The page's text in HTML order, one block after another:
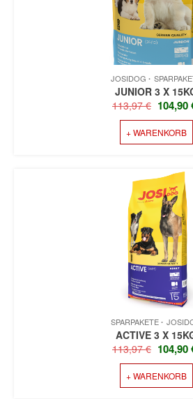
JOSIDOG
JUNIOR 3 X
113,97€
PREIS
WAR:
113,97 €
104,90
+ WARENKORB
SPARPAKETE
ACTIVE 3 X
113,97€
PREIS
WAR:
113,97 €
104,90
+ WARENKORB